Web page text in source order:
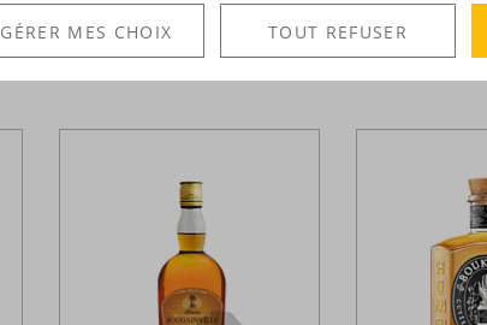
+ +
25,68 €17,98 € 22,38 €
GÉRER MES CHOIX TOUT REFUSER